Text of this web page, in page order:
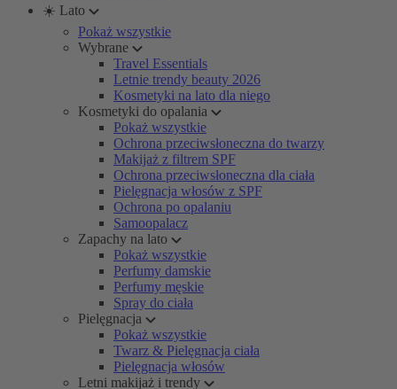
☀️ Lato
Pokaż wszystkie
Wybrane
Travel Essentials
Letnie trendy beauty 2026
Kosmetyki na lato dla niego
Kosmetyki do opalania
Pokaż wszystkie
Ochrona przeciwsłoneczna do twarzy
Makijaż z filtrem SPF
Ochrona przeciwsłoneczna dla ciała
Pielęgnacja włosów z SPF
Ochrona po opalaniu
Samoopalacz
Zapachy na lato
Pokaż wszystkie
Perfumy damskie
Perfumy męskie
Spray do ciała
Pielęgnacja
Pokaż wszystkie
Twarz & Pielęgnacja ciała
Pielęgnacja włosów
Letni makijaż i trendy